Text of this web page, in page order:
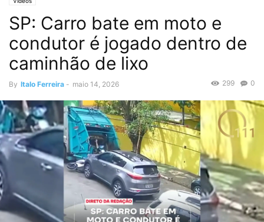
SP: Carro bate em moto e
condutor é jogado dentro de
caminhão de lixo
By Italo Ferreira - maio 14, 2026 0
299